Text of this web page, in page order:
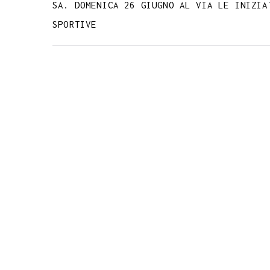
SA. DOMENICA 26 GIUGNO AL VIA LE
SPORTIVE